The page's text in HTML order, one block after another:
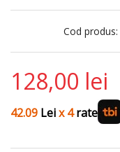
Cod produs:
128,00 lei
42.09 Leix 4rate